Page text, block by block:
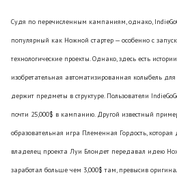
Судя по перечисленным кампаниям, однако,
популярный как Ножной стартер — особенно с
технологические проекты. Однако, здесь есть
изобретательная автоматизированная колыбель
держит предметы в структуре. Пользователи
почти 25,000$ в кампанию. Другой известный
образовательная игра Племенная Гордость, которая
владелец проекта Луи Блондет передавал идею
заработал больше чем 3,000$ там, превысив